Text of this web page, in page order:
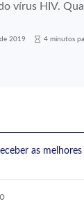
vírus HIV.
2019 4 minutos
as